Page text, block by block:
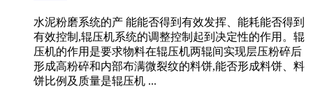
水泥粉磨系统的产 能能否得到有效发挥、能耗能否得到
有效控制,辊压机系统的调整控制起到决定性的作用。辊
压机的作用是要求物料在辊压机两辊间实现层压粉碎后
形成高粉碎和内部布满微裂纹的料饼,能否形成料饼、料
饼比例及质量是辊压机 ...